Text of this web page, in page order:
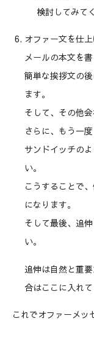
検討してみて
オファー文を仕
メールの本文を
簡単な挨拶文の
ます。
そして、その他
さらに、もう一
サンドイッチの
い。
こうすることで
になります。
そして最後、追
い。
追伸は自然と重
合はここに入れて
これでオファーメッ